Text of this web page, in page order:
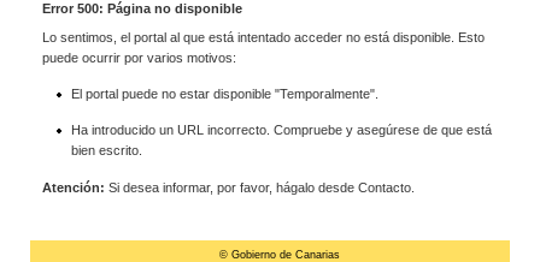
Error 500: Página no disponible
Lo sentimos, el portal al que está intentado acceder no está disponible. Esto
puede ocurrir por varios motivos:
El portal puede no estar disponible "Temporalmente".
Ha introducido un URL incorrecto. Compruebe y asegúrese de que está
bien escrito.
Atención: Si desea informar, por favor, hágalo desde Contacto.
© Gobierno de Canarias